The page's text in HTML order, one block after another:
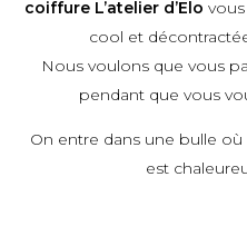
coiffure L’atelier d’Elo
cool et
Nous voulons que vous
pendant que vous
On entre dans une bulle où
est